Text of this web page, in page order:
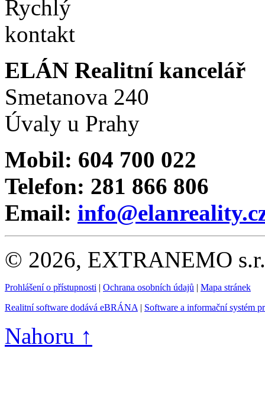
ELÁN Realitní kancelář
Smetanova 240
Úvaly u Prahy
Mobil: 604 700 022
Telefon: 281 866 806
Email:
© 2026, EXTRANEMO
Prohlášení o přístupnosti | Ochrana osobních údajů | Mapa stránek
Realitní software dodává eBRÁNA | Software a informační systém
Nahoru ↑